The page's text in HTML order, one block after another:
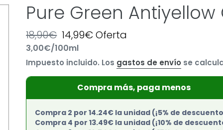
Pure Green
Precio
habitual
18,90€ Precio
de
oferta
14,99€Oferta
Precio
unitario
3,00€/por
100ml
Impuesto incluido. Los gastos de envío se
Compra más, paga menos
Compra 2 por 14.24€ la unidad (¡5% de
Compra 4 por 13.49€ la unidad (¡10% de